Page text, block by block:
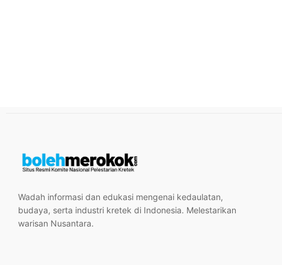
Wadah informasi dan edukasi mengenai kedaulatan,
budaya, serta industri kretek di Indonesia. Melestarikan
warisan Nusantara.